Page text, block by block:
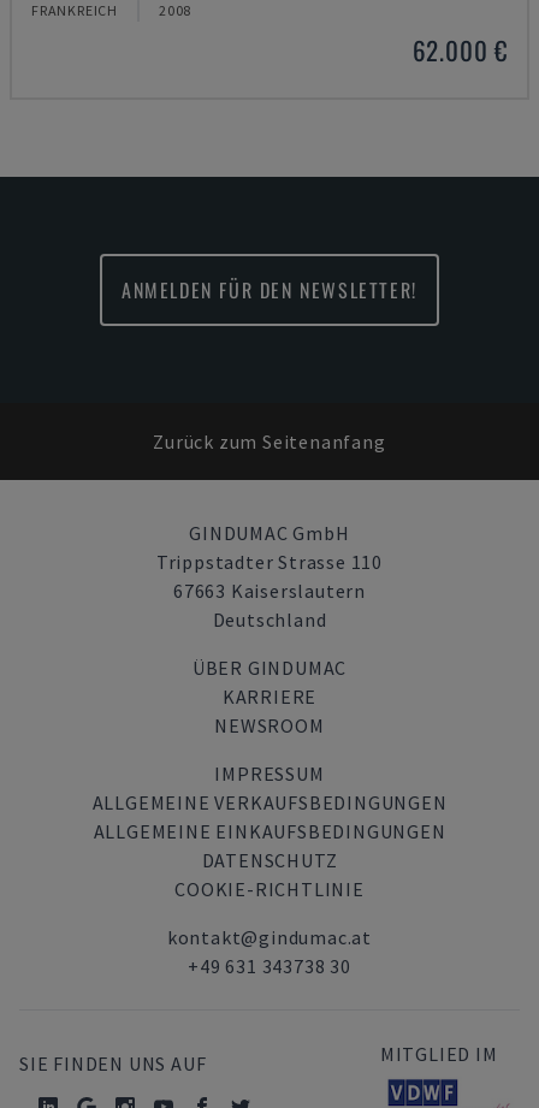
FRANKREICH 2008
62.000 €
ANMELDEN FÜR DEN NEWSLETTER!
Zurück zum Seitenanfang
GINDUMAC GmbH
Trippstadter Strasse 110
67663 Kaiserslautern
Deutschland
ÜBER GINDUMAC
KARRIERE
NEWSROOM
IMPRESSUM
ALLGEMEINE VERKAUFSBEDINGUNGEN
ALLGEMEINE EINKAUFSBEDINGUNGEN
DATENSCHUTZ
COOKIE-RICHTLINIE
kontakt@gindumac.at
+49 631 343738 30
SIE FINDEN UNS AUF MITGLIED IM